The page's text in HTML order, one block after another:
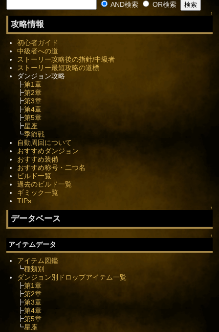
AND検索 OR検索
↑
攻略情報
初心者ガイド
中級者への道
ストーリー攻略後の指針/中級者
ストーリー最短攻略の道標
ダンジョン攻略
┣第1章
┣第2章
┣第3章
┣第4章
┣第5章
┣星座
┗季節戦
自動周回について
おすすめダンジョン
おすすめ装備
おすすめ称号・二つ名
ビルド一覧
過去のビルド一覧
ギミック一覧
TIPs
↑
データベース
↑
アイテムデータ
アイテム図鑑
┗種類別
ダンジョン別ドロップアイテム一覧
┣第1章
┣第2章
┣第3章
┣第4章
┣第5章
┗星座